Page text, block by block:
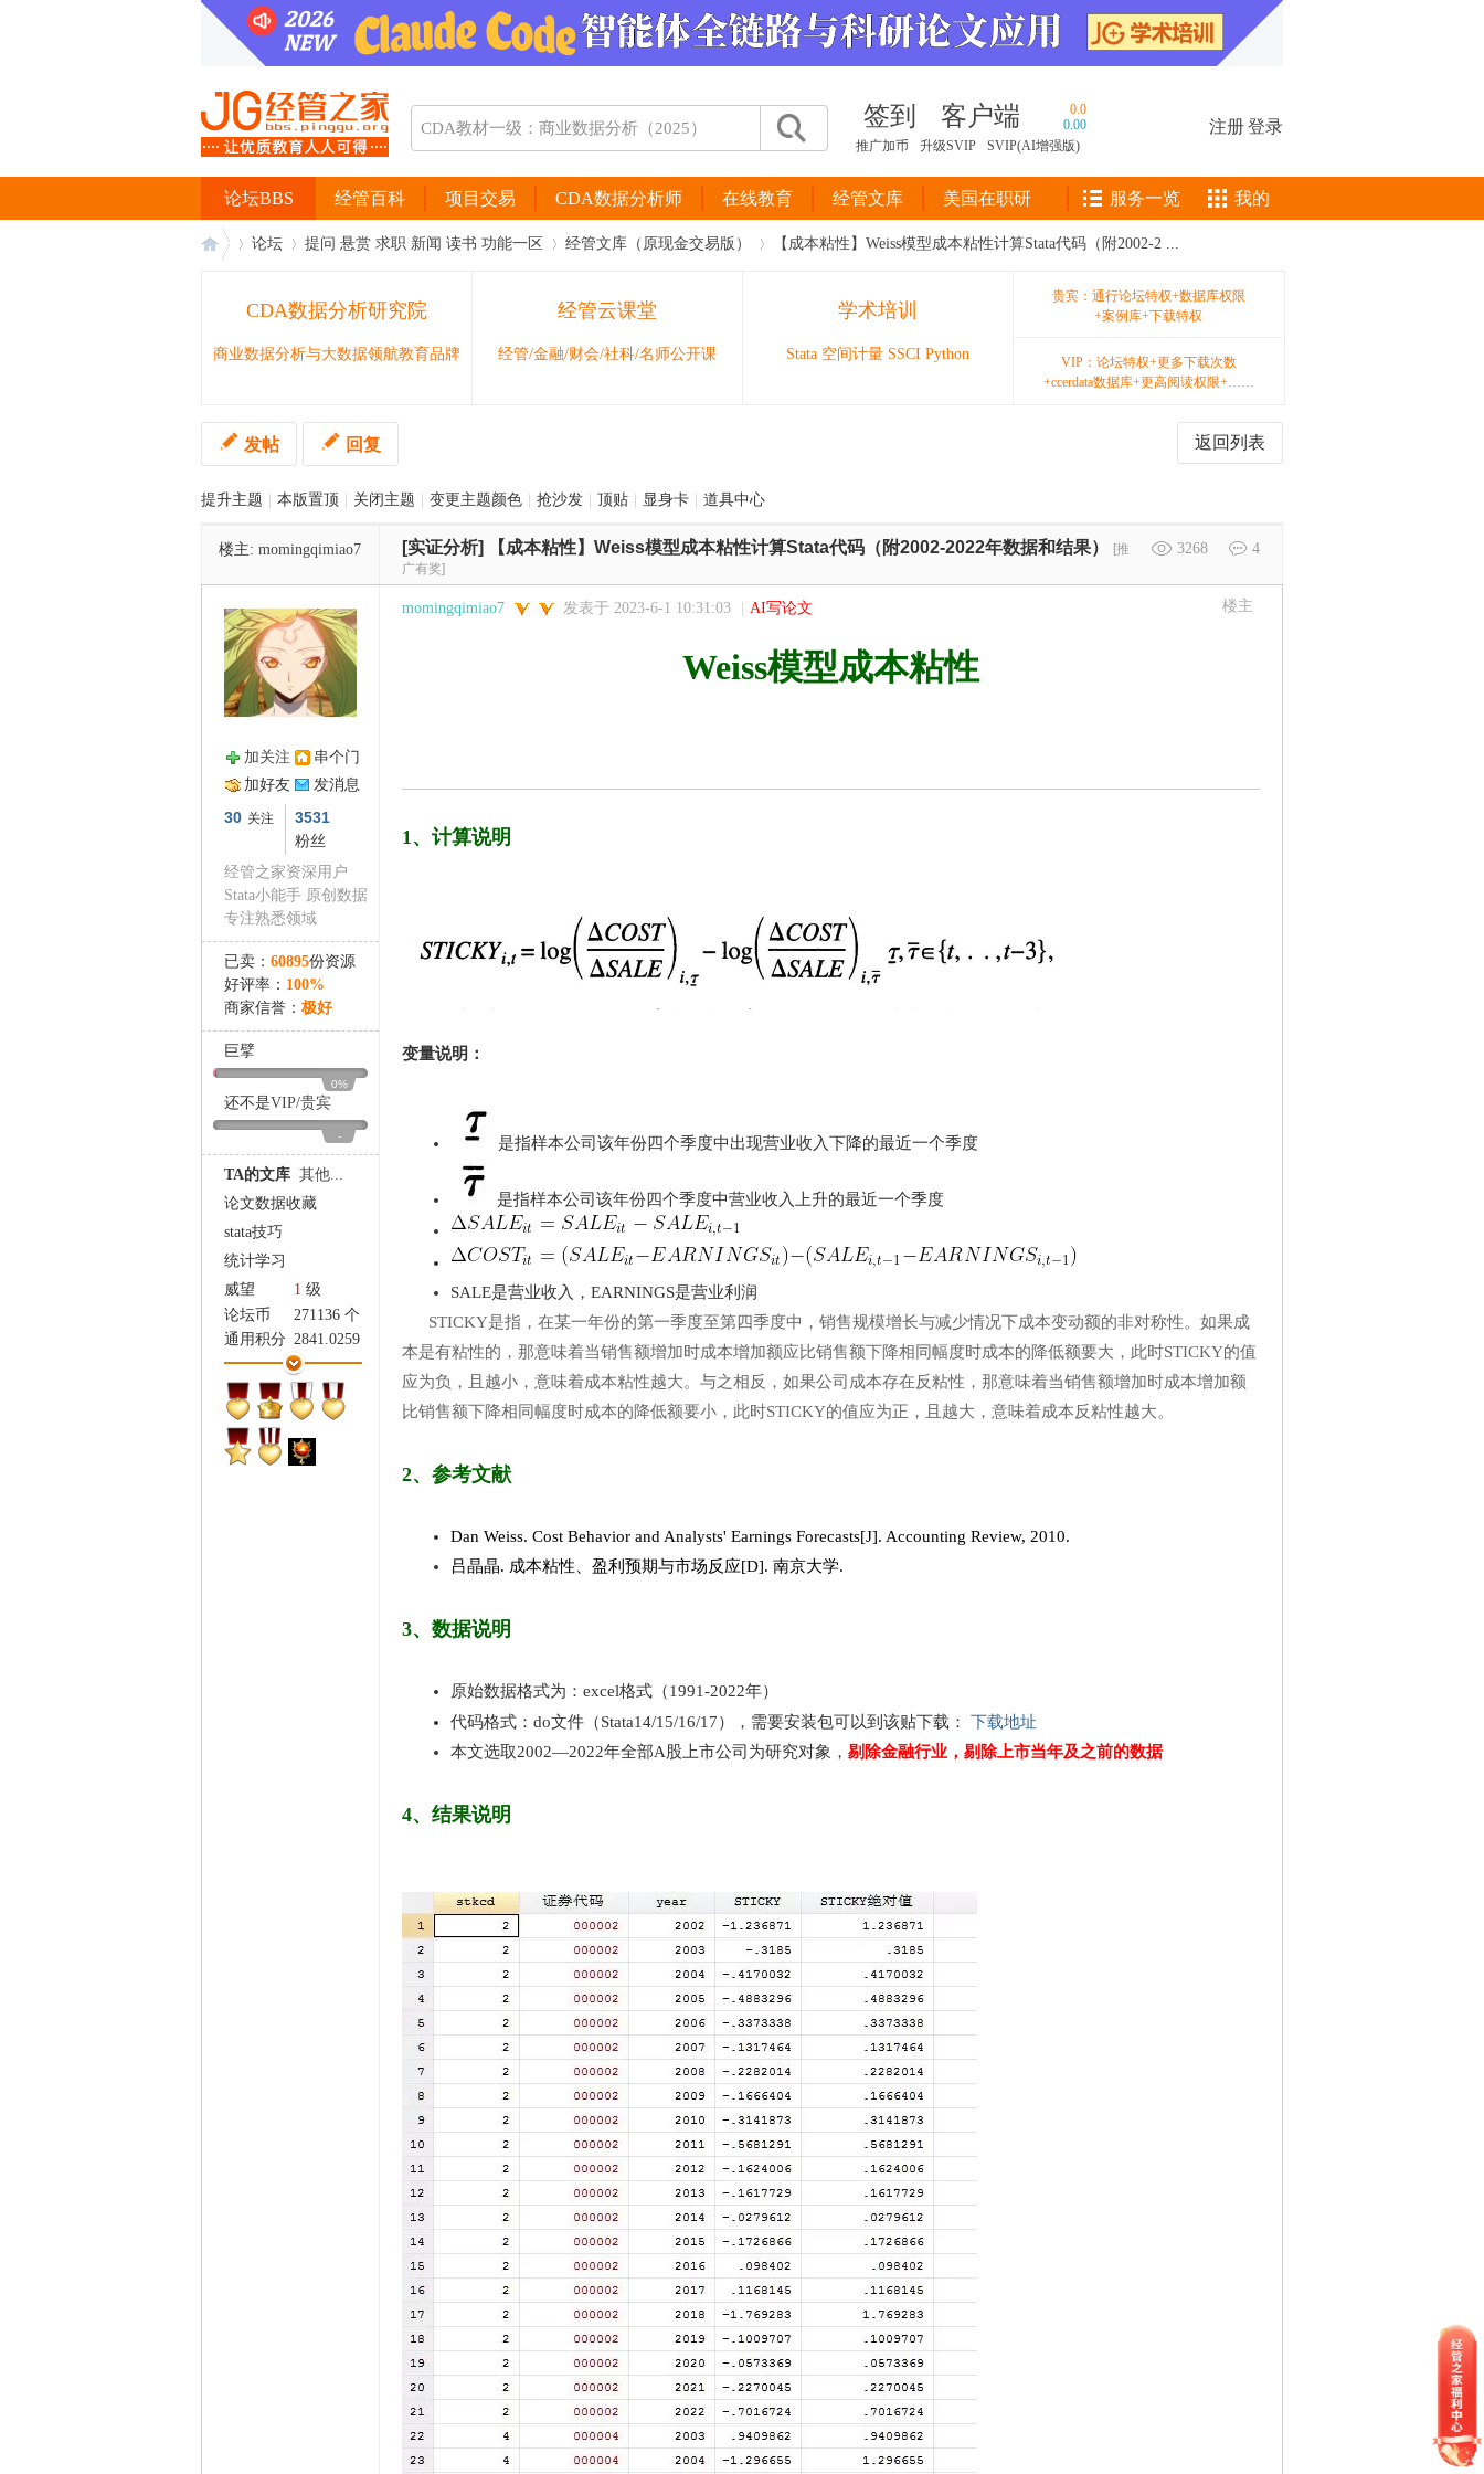
签到 客户端
0.0
0.00
推广加币
升级SVIP SVIP(AI增强版)
注册登录
经管百科 项目交易 CDA数据分析师 在线教育 经管文库 美国在职研
论坛BBS 服务一览 我的
论坛 提问 悬赏 求职 新闻 读书 功能一区 经管文库（原现金交易版） 【成本粘性】Weiss模型成本粘性计算Stata代码（附2002-2 ...
CDA数据分析研究院
商业数据分析与大数据领航教育品牌
经管云课堂
经管/金融/财会/社科/名师公开课
学术培训
Stata 空间计量 SSCI Python
贵宾：通行论坛特权+数据库权限
+案例库+下载特权
VIP：论坛特权+更多下载次数
+ccerdata数据库+更高阅读权限+……
返回列表
发帖 回复
提升主题 本版置顶 关闭主题 变更主题颜色 抢沙发 顶贴 显身卡 道具中心
楼主: momingqimiao7 3268 4
[实证分析] 【成本粘性】Weiss模型成本粘性计算Stata代码（附2002-2022年数据和结果）
[推
广有奖]
加关注
串个门
加好友
发消息
30 关注 3531
粉丝
经管之家资深用户
Stata小能手 原创数据
专注熟悉领域
已卖： 60895份资源
好评率： 100%
商家信誉： 极好
巨擘
0%
还不是VIP/贵宾
-
TA的文库 其他...
论文数据收藏
stata技巧
统计学习
威望
1 级
论坛币
271136 个
通用积分 2841.0259
学术水平
3642 点
热心指数
3547 点
信用等级
3377 点
经验
485648 点
帖子
19354
楼主
momingqimiao7 发表于 2023-6-1 10:31:03 AI写论文
Weiss模型成本粘性
1、计算说明
变量说明：
是指样本公司该年份四个季度中出现营业收入下降的最近一个季度
是指样本公司该年份四个季度中营业收入上升的最近一个季度
SALE是营业收入，EARNINGS是营业利润
STICKY是指，在某一年份的第一季度至第四季度中，销售规模增长与减少情况下成本变动额的非对称性。如果成
本是有粘性的，那意味着当销售额增加时成本增加额应比销售额下降相同幅度时成本的降低额要大，此时STICKY的值
应为负，且越小，意味着成本粘性越大。与之相反，如果公司成本存在反粘性，那意味着当销售额增加时成本增加额
比销售额下降相同幅度时成本的降低额要小，此时STICKY的值应为正，且越大，意味着成本反粘性越大。
2、参考文献
Dan Weiss. Cost Behavior and Analysts' Earnings Forecasts[J]. Accounting Review, 2010.
吕晶晶. 成本粘性、盈利预期与市场反应[D]. 南京大学.
3、数据说明
原始数据格式为：excel格式（1991-2022年）
代码格式：do文件（Stata14/15/16/17），需要安装包可以到该贴下载： 下载地址
本文选取2002—2022年全部A股上市公司为研究对象， 剔除金融行业，剔除上市当年及之前的数据
4、结果说明